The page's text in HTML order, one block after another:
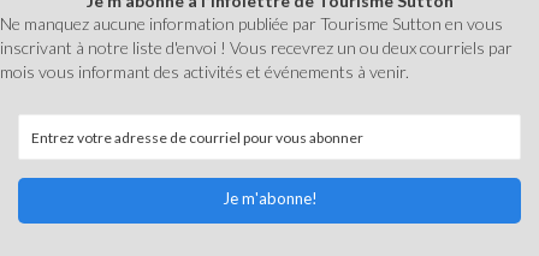
Ne manquez aucune information publiée par Tourisme Sutton en vous
inscrivant à notre liste d'envoi ! Vous recevrez un ou deux courriels par
mois vous informant des activités et événements à venir.
Je m'abonne!